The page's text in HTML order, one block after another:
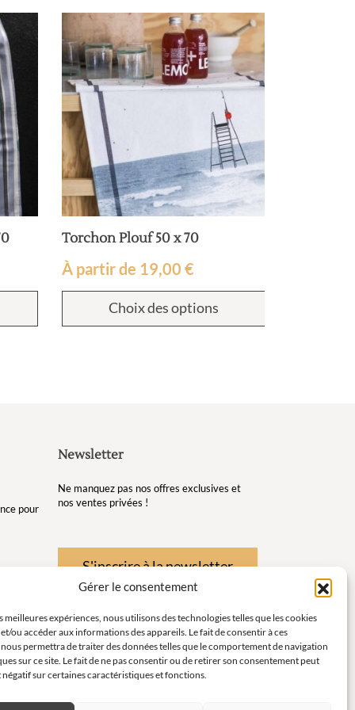
Gérer le consentement
meilleures expériences, nous utilisons des technologies telles que les cookies
ou accéder aux informations des appareils. Le fait de consentir à ces
permettra de traiter des données telles que le comportement de navigation
sur ce site. Le fait de ne pas consentir ou de retirer son consentement peut
sur certaines caractéristiques et fonctions.
Torchon Plouf 50 x 70
À partir de 19,00 €
Choix des options
pour
et de
pour
Newsletter
Ne manquez pas nos offres exclusives et
nos ventes privées !
S'inscrire à la newsletter